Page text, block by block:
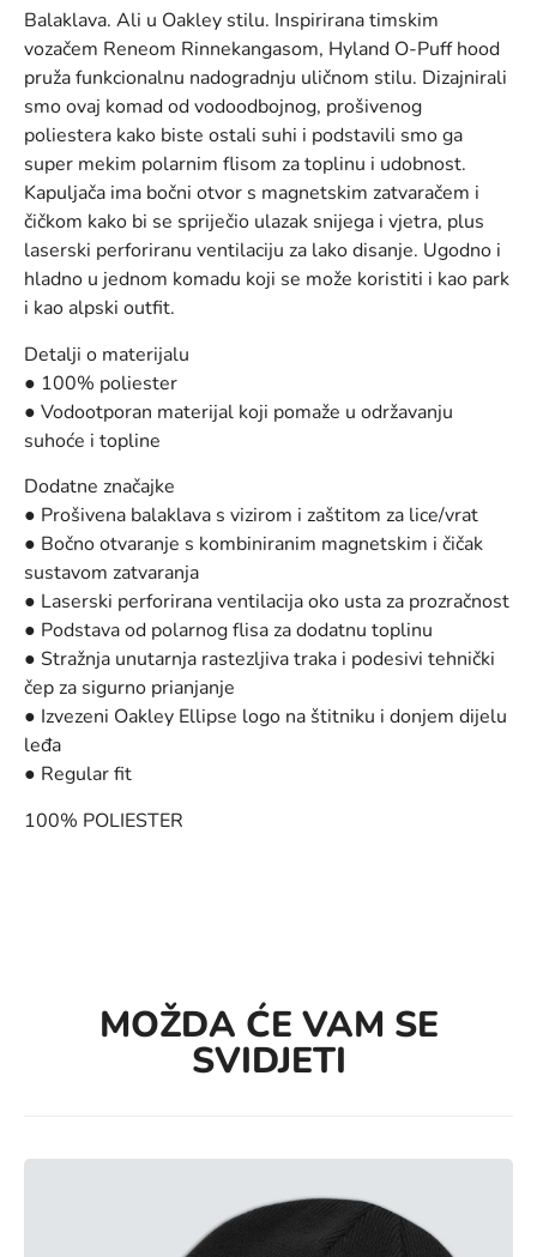
Balaklava. Ali u Oakley stilu. Inspirirana timskim
vozačem Reneom Rinnekangasom, Hyland O-Puff hood
pruža funkcionalnu nadogradnju uličnom stilu. Dizajnirali
smo ovaj komad od vodoodbojnog, prošivenog
poliestera kako biste ostali suhi i podstavili smo ga
super mekim polarnim flisom za toplinu i udobnost.
Kapuljača ima bočni otvor s magnetskim zatvaračem i
čičkom kako bi se spriječio ulazak snijega i vjetra, plus
laserski perforiranu ventilaciju za lako disanje. Ugodno i
hladno u jednom komadu koji se može koristiti i kao park
i kao alpski outfit.
Detalji o materijalu
● 100% poliester
● Vodootporan materijal koji pomaže u održavanju
suhoće i topline
Dodatne značajke
● Prošivena balaklava s vizirom i zaštitom za lice/vrat
● Bočno otvaranje s kombiniranim magnetskim i čičak
sustavom zatvaranja
● Laserski perforirana ventilacija oko usta za prozračnost
● Podstava od polarnog flisa za dodatnu toplinu
● Stražnja unutarnja rastezljiva traka i podesivi tehnički
čep za sigurno prianjanje
● Izvezeni Oakley Ellipse logo na štitniku i donjem dijelu
leđa
● Regular fit
100% POLIESTER
MOŽDA ĆE VAM SE
SVIDJETI